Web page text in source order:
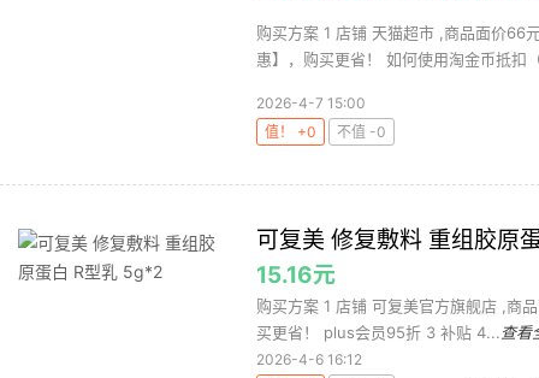
购买方案 1 店铺 天猫超市 ,商品面价66
惠】，购买更省！ 如何使用淘金币抵扣
2026-4-7 15:00
值！ +0
不值 -0
可复美 修复敷料 重组胶原
15.16元
购买方案 1 店铺 可复美官方旗舰店 ,商
买更省！ plus会员95折 3 补贴 4... 查看
2026-4-6 16:12